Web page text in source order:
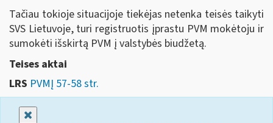
Tačiau tokioje situacijoje tiekėjas netenka teisės taikyti
SVS Lietuvoje, turi registruotis įprastu PVM mokėtoju ir
sumokėti išskirtą PVM į valstybės biudžetą.
Teises aktai
LRS PVMĮ 57-58 str.